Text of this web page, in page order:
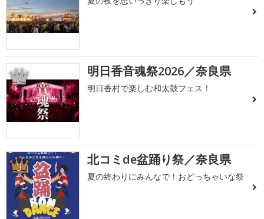
2 明日香音魂祭2026／奈良県
明日香村で楽しむ和太鼓フェス！
3 北コミde盆踊り祭／奈良県
夏の終わりにみんなで！おどっちゃいな祭